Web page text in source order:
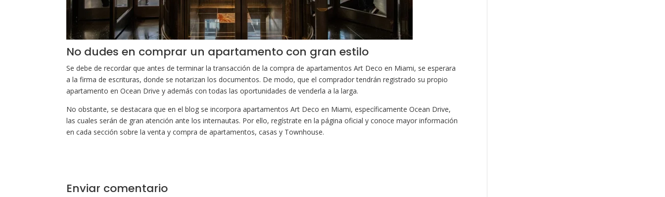
No dudes en comprar un apartamento con gran estilo
Se debe de recordar que antes de terminar la transacción de la compra de apartamentos Art Deco en Miami, se esperara
a la firma de escrituras, donde se notarizan los documentos. De modo, que el comprador tendrán registrado su propio
apartamento en Ocean Drive y además con todas las oportunidades de venderla a la larga.
No obstante, se destacara que en el blog se incorpora apartamentos Art Deco en Miami, específicamente Ocean Drive,
las cuales serán de gran atención ante los internautas. Por ello, regístrate en la página oficial y conoce mayor información
en cada sección sobre la venta y compra de apartamentos, casas y Townhouse.
Enviar comentario